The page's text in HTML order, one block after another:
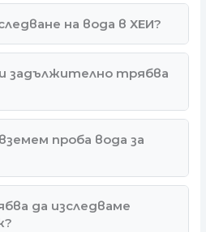
на вода в ХЕИ?
задължително трябва
проба вода за
да изследваме